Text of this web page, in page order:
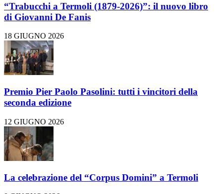
“Trabucchi a Termoli (1879-2026)”: il nuovo libro
di Giovanni De Fanis
18 GIUGNO 2026
Premio Pier Paolo Pasolini: tutti i vincitori della
seconda edizione
12 GIUGNO 2026
La celebrazione del “Corpus Domini” a Termoli